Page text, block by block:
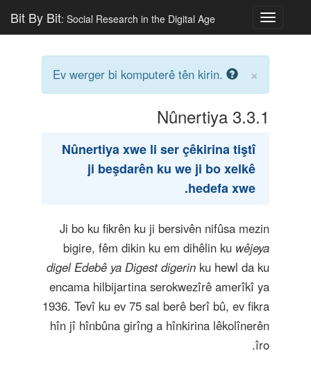
Toggle
Bit By Bit: Social Research in the Digital Age
Ev werger bi komputerê tên kirin. ×
3.3.1
Nûnertiya xwe li ser çêkirina tiştî
ji beşdarên ku we ji bo xelkê
hedefa xwe.
Ji bo ku fikrên ku ji bersivên nifûsa mezin
bigire, fêm dikin ku em dihêlin ku wêjeya
digel Edebê ya Digest digerin ku hewl da ku
encama hilbijartina serokwezîrê amerîkî ya
1936. Tevî ku ev 75 sal berê berî bû, ev fikra
hîn jî hînbûna girîng a hînkirina lêkolînerên
îro.